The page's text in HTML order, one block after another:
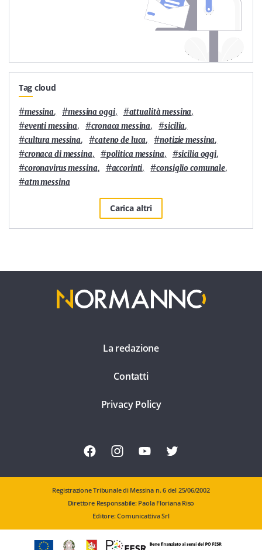
Tag cloud
#messina, #messina oggi, #attualità messina,
#eventi messina, #cronaca messina, #sicilia,
#cultura messina, #cateno de luca, #notizie messina,
#cronaca di messina, #politica messina, #sicilia oggi,
#coronavirus messina, #accorinti, #consiglio comunale,
#atm messina
Carica altri
La redazione
Contatti
Privacy Policy
Registrazione Tribunale di Messina n. 6 del 25/06/2002
Direttore Responsabile: Paola Floriana Riso
Editore: Comunicattiva Srl